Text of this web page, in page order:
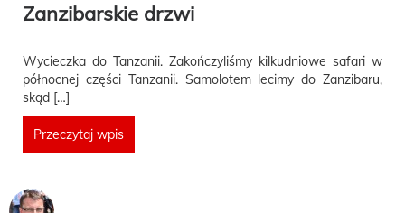
Zanzibarskie drzwi
Wycieczka do Tanzanii. Zakończyliśmy kilkudniowe safari w
północnej części Tanzanii. Samolotem lecimy do Zanzibaru,
skąd […]
Przeczytaj wpis